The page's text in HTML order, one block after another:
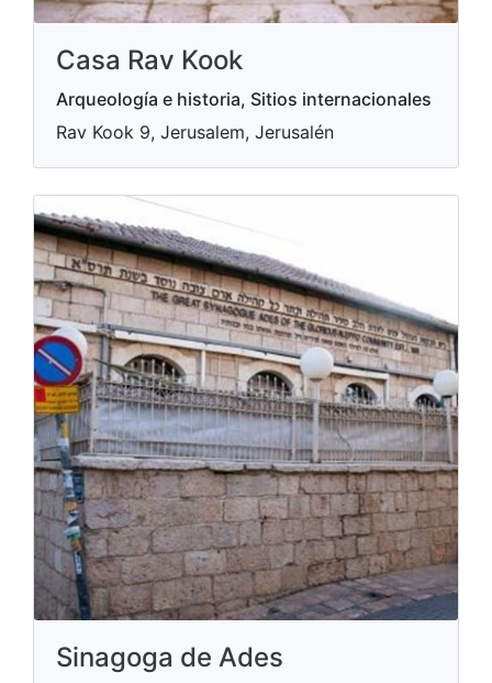
Casa Rav Kook
Arqueología e historia, Sitios internacionales
Rav Kook 9, Jerusalem, Jerusalén
Sinagoga de Ades